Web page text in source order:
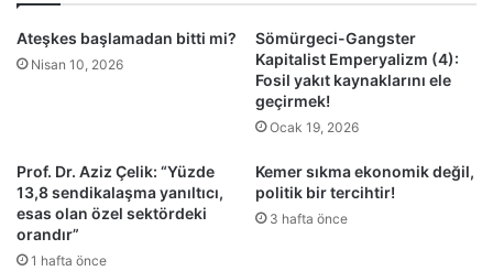
Ateşkes başlamadan bitti mi?
Nisan 10, 2026
Sömürgeci-Gangster
Kapitalist Emperyalizm (4):
Fosil yakıt kaynaklarını ele
geçirmek!
Ocak 19, 2026
Prof. Dr. Aziz Çelik: “Yüzde
13,8 sendikalaşma yanıltıcı,
esas olan özel sektördeki
orandır”
1 hafta önce
Kemer sıkma ekonomik değil,
politik bir tercihtir!
3 hafta önce